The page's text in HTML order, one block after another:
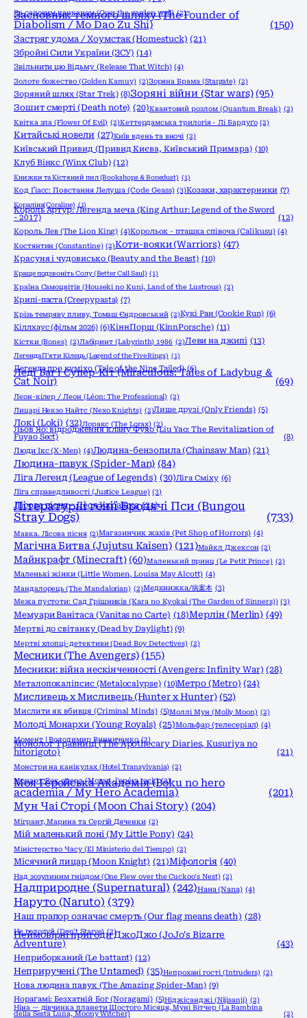
За садовим парканом (Over the garden wall) (2)
Засновник темного шляху (The Founder of
Diabolism / Mo Dao Zu Shi) (150)
Застряг удома / Хоумстак (Homestuck) (21)
Збройні Сили України (ЗСУ) (14)
Звільнити цю Відьму (Release That Witch) (4)
Золоте божество (Golden Kamuy) (2)Зоряна Брама (Stargate) (2)
Зоряний шлях (Star Trek) (8)Зоряні війни (Star wars) (95)
Зошит смерті (Death note) (20)Квантовий розлом (Quantum Break) (2)
Квітка зла (Flower Of Evil) (2)Кеттердамська трилогія - Лі Бардуґо (2)
Китайські новели (27)Київ вдень та вночі (2)
Київський Привид (Привид Києва, Київський Примара) (10)
Клуб Вінкс (Winx Club) (12)
Книжки та Кістяний пил (Bookshops & Bonedust) (1)
Код Ґіасс: Повстання Лелуша (Code Geass) (3)Козаки, характерники (7)
Кораліна(Coraline) (1)
Король Артур: Легенда меча (King Arthur: Legend of the Sword
- 2017) (12)
Король Лев (The Lion King) (4)Корольок - пташка співоча (Calikusu) (4)
Костянтин (Constantine) (2)Коти-вояки (Warriors) (47)
Красуня і чудовисько (Beauty and the Beast) (10)
Краще подзвоніть Солу (Better Call Saul) (1)
Країна Самоцвітів (Houseki no Kuni, Land of the Lustrous) (2)
Крипі-паста (Creepypasta) (7)
Крізь темряву пливу, Томаш Єндровський (2)Кукі Ран (Cookie Run) (6)
Кіллхаус (фільм 2026) (6)КіннПорш (KinnPorsche) (11)
Кістки (Bones) (2)Лабіринт (Labyrinth) 1986 (2)Леви на джипі (13)
Легенда П'яти Кілець (Legend of the Five Rings) (1)
Легенда про куміхо (Tale of the Nine Tailed) (6)
Леді Баг і Супер-Кіт (Miraculous: Tales of Ladybug &
Cat Noir)
(69)
Леон-кілер / Леон (Léon: The Professional) (2)
Лицарі Некзо Найтс (Nexo Knights) (2)Лише друзі (Only Friends) (5)
Локі (Loki) (32)Лоракс (The Lorax) (2)
Льов Яо: відродження клану Фуяо (Liu Yao: The Revitalization of
Fuyao Sect)
(8)
Люди Ікс (X-Men) (4)Людина-бензопила (Chainsaw Man) (21)
Людина-павук (Spider-Man) (84)
Ліга Легенд (League of Legends) (30)Ліга Сміху (6)
Ліга справедливості (Justice League) (3)
Лісова пісня - Леся Українка (21)
Літературні генії Бродячі Пси (Bungou
Stray Dogs)
(733)
Мавка. Лісова пісня (2)Магазинчик жахів (Pet Shop of Horrors) (4)
Магічна Битва (Jujutsu Kaisen) (121)Майкл Джексон (2)
Майнкрафт (Minecraft) (60)Маленький принц (Le Petit Prince) (2)
Маленькі жінки (Little Women, Louisa May Alcott) (4)
Мандалорець (The Mandalorian) (2)Медкнижка/病案本 (3)
Межа пустоти: Сад Грішників (Kara no Kyokai (The Garden of Sinners)) (3)
Мемуари Ванітаса (Vanitas no Carte) (18)Мерлін (Merlin) (49)
Мертві до світанку (Dead by Daylight) (9)
Мертві хлопці-детективи (Dead Boy Detectives) (2)
Месники (The Avengers) (155)
Месники: війна нескінченності (Avengers: Infinity War) (28)
Металопокаліпсис (Metalocalypse) (10)Метро (Metro) (24)
Мисливець х Мисливець (Hunter x Hunter) (52)
Мислити як вбивця (Criminal Minds) (5)Моллі Мун (Molly Moon) (2)
Молоді Монархи (Young Royals) (25)Мольфар (телесеріал) (4)
Момент | Володимир Винниченко (2)
Монолог Травниці (The Apothecary Diaries, Kusuriya no
hitorigoto)
(21)
Монстри на канікулах (Hotel Transylvania) (2)
Моцарт. Рок опера (Mozart, l'opéra rock) (2)
Моя Геройська Академія (Boku no hero
academia / My Hero Academia)
(201)
Мун Чаі Сторі (Moon Chai Story) (204)
Мігрант, Марина та Сергій Дяченки (2)
Мій маленький поні (My Little Pony) (24)
Міністерство Часу (El Ministerio del Tiempo) (2)
Місячний лицар (Moon Knight) (21)Міфологія (40)
Над зозулиним гніздом (One Flew over the Cuckoo's Nest) (2)
Надприродне (Supernatural) (242)Нана (Nana) (4)
Наруто (Naruto) (379)
Наш прапор означає смерть (Our flag means death) (28)
Не голодуй (Don't Starve) (2)
Неймовірні пригоди ДжоДжо (JoJo's Bizarre
Adventure)
(43)
Неприборканий (Le battant) (12)
Неприручені (The Untamed) (35)Непрохані гості (Intruders) (2)
Нова людина павук (The Amazing Spider-Man) (9)
Нораґамі: Безхатній Бог (Noragami) (5)Ніджісанджі (Nijisanji) (2)
Ніна — дівчинка планети Шостого Місяця, Муні Вітчер (La Bambina
della Sesta Luna, Moony Witcher)
(2)